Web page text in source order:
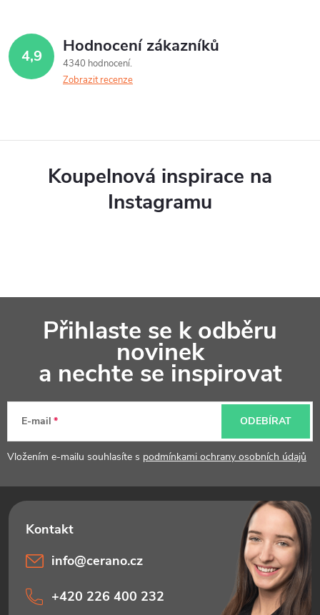
á
d
í
v
s
4,9 Hodnocení zákazníků
4340 hodnocení
Zobrazit recenze
Koupelnová inspirace na
Instagramu
a
Přihlaste se k odběru
novinek
a nechte se inspirovat
E-mail
Vložením e-mailu souhlasíte s podmínkami ochrany osobních údajů
ODEBÍRAT
info@cerano.cz
+420 226 400 232